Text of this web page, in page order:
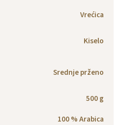
Vrećica
Kiselo
Srednje prženo
500 g
100 % Arabica